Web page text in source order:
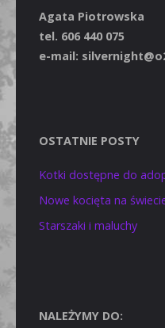
Agata Piotrowska
tel. 606 440 075
e-mail:
OSTATNIE POSTY
Kotki dostępne do
Nowe kocięta na
Starszaki i maluchy
NALEŻYMY DO: